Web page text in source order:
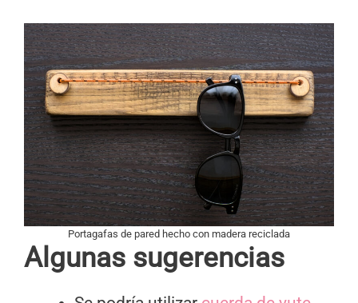
Portagafas de pared hecho con madera reciclada
Algunas sugerencias